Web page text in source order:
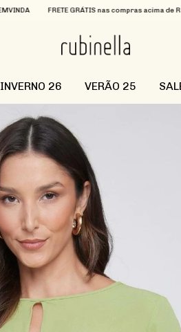
FRETE GRÁTIS nas compras acima de R$699
INVERNO 26 VERÃO 25